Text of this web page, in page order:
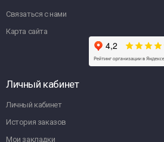
Связаться с нами
Карта сайта
Личный кабинет
Личный кабинет
История заказов
Мои закладки